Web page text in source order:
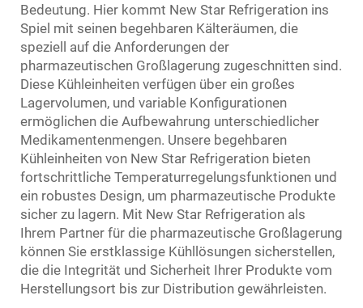
Bedeutung. Hier kommt New Star Refrigeration ins
Spiel mit seinen begehbaren Kälteräumen, die
speziell auf die Anforderungen der
pharmazeutischen Großlagerung zugeschnitten sind.
Diese Kühleinheiten verfügen über ein großes
Lagervolumen, und variable Konfigurationen
ermöglichen die Aufbewahrung unterschiedlicher
Medikamentenmengen. Unsere begehbaren
Kühleinheiten von New Star Refrigeration bieten
fortschrittliche Temperaturregelungsfunktionen und
ein robustes Design, um pharmazeutische Produkte
sicher zu lagern. Mit New Star Refrigeration als
Ihrem Partner für die pharmazeutische Großlagerung
können Sie erstklassige Kühllösungen sicherstellen,
die die Integrität und Sicherheit Ihrer Produkte vom
Herstellungsort bis zur Distribution gewährleisten.